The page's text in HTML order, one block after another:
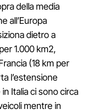
della media
all’Europa
dietro a
1.000 km2,
(18 km per
l’estensione
Italia ci sono circa
mentre in